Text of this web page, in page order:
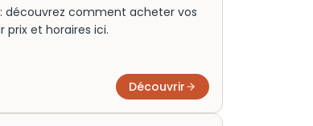
découvrez comment acheter vos
prix et horaires ici.
Découvrir